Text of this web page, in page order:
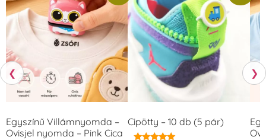
❮
Egyszínű Villámnyomda –
Ovisjel nyomda – Pink Cica
Cipötty – 10 db (5 pár)
❯